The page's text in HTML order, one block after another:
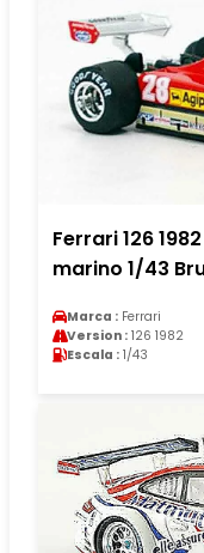
Ferrari 126
marino 1/43
Marca : Ferrari
Version : 126 1982
Escala : 1/43